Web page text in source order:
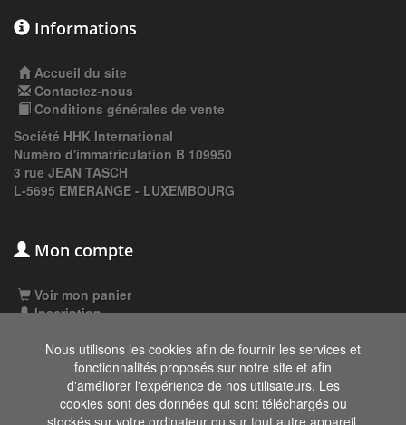
Informations
Accueil du site
Contactez-nous
Conditions générales de vente
Société HHK International
Numéro d'immatriculation B 109950
3 rue JEAN TASCH
L-5695 EMERANGE - LUXEMBOURG
Mon compte
Voir mon panier
Inscription
Les données affichées ici, particulièrement la
base de donnée complète, ne doivent pas être
Nous utilisons les cookies afin de fournir les services et
fonctionnalités proposés sur notre site et afin
d'améliorer l'expérience de nos utilisateurs. Les
cookies sont des données qui sont téléchargés ou
stockés sur votre ordinateur ou sur tout autre appareil.